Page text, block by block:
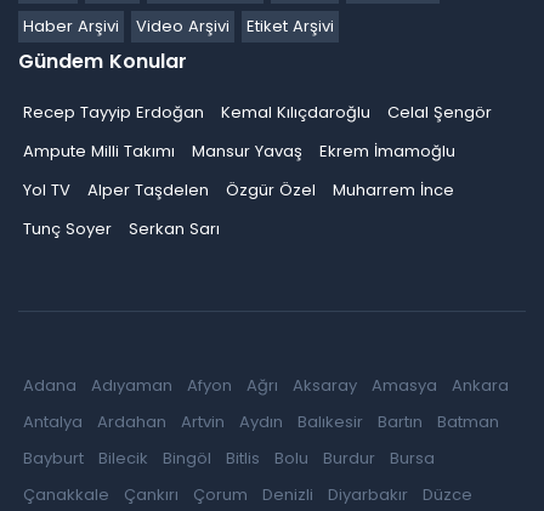
Haber Arşivi
Video Arşivi Etiket Arşivi
Gündem Konular
Recep Tayyip Erdoğan Kemal Kılıçdaroğlu
Celal Şengör
Ampute Milli Takımı
Mansur Yavaş
Ekrem İmamoğlu
Yol TV
Alper Taşdelen Özgür Özel
Muharrem İnce
Tunç Soyer
Serkan Sarı
Adana Adıyaman Afyon Ağrı Aksaray Amasya
Ankara
Antalya
Ardahan Artvin Aydın Balıkesir Bartın
Batman
Bayburt
Bilecik Bingöl Bitlis Bolu Burdur
Bursa
Çanakkale
Çankırı Çorum Denizli Diyarbakır
Düzce